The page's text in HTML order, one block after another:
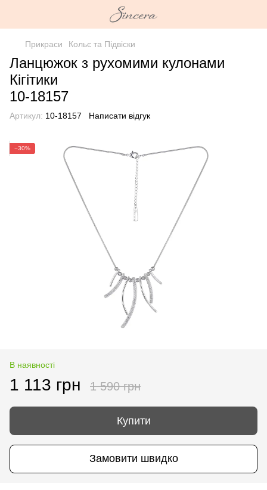
Прикраси Кольє та Підвіски
Ланцюжок з рухомими кулонами
Кігітики
10-18157
Артикул: 10-18157 Написати відгук
−30%
В наявності
1 113 грн 1 590 грн
Купити
Замовити швидко